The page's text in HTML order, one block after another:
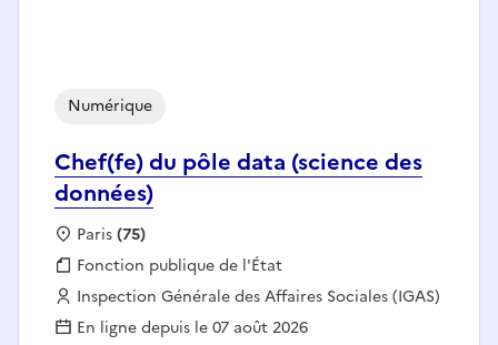
Chef(fe) du pôle data (science des
données)
Numérique
Localisation :
Paris(75)
Fonction publique :
Fonction publique de l'État
Employeur :
Inspection Générale des Affaires Sociales (IGAS)
En ligne depuis le 07 août 2026